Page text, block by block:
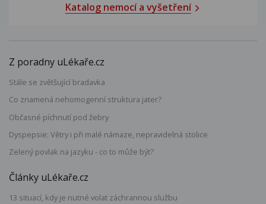
Katalog nemocí a vyšetření
Z poradny uLékaře.cz
Stále se zvětšující bradavka
Co znamená nehomogenní struktura jater?
Občasné píchnutí pod žebry
Dyspepsie: Větry i při malé námaze, nepravidelná stolice
Zelený povlak na jazyku - co to může být?
Články uLékaře.cz
13 situací, kdy je nutné volat záchrannou službu